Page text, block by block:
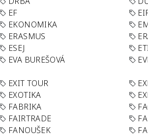
EF
EKONOMIKA
ERASMUS
ESEJ
EVA BUREŠOVÁ
EXIT TOUR
EXOTIKA
FABRIKA
FAIRTRADE
FANOUŠEK